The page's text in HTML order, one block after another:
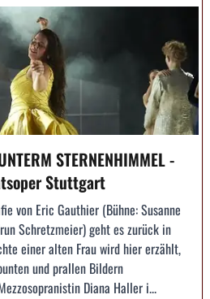
STERNENHIMMEL -
Stuttgart
von Eric Gauthier (Bühne: Susanne
Schretzmeier) geht es zurück in
einer alten Frau wird hier erzählt,
und prallen Bildern
Diana Haller i...